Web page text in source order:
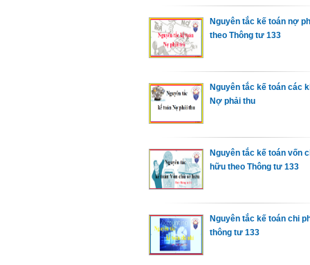
Nguyên tắc kế toán nợ
theo Thông tư 133
Nguyên tắc kế toán các
Nợ phải thu
Nguyên tắc kế toán vốn
hữu theo Thông tư 133
Nguyên tắc kế toán chi
thông tư 133